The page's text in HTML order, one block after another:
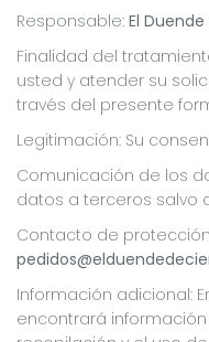
Responsable: El
Finalidad del
usted y atender su
través del presente
Legitimación: Su
Comunicación de los
datos a terceros salvo
Contacto de
Información adicional:
encontrará